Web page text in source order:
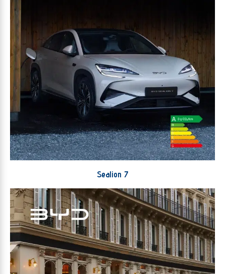
Sealion 7